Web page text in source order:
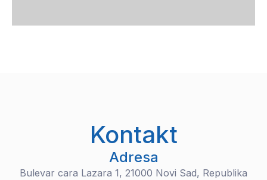
Kontakt
Adresa
Bulevar cara Lazara 1, 21000 Novi Sad, Republika